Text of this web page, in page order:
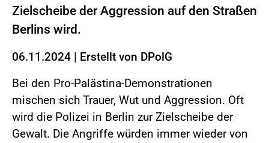
Zielscheibe der Aggression auf den Straßen
Berlins wird.
06.11.2024 | Erstellt von DPolG
Bei den Pro-Palästina-Demonstrationen
mischen sich Trauer, Wut und Aggression. Oft
wird die Polizei in Berlin zur Zielscheibe der
Gewalt. Die Angriffe würden immer wieder von